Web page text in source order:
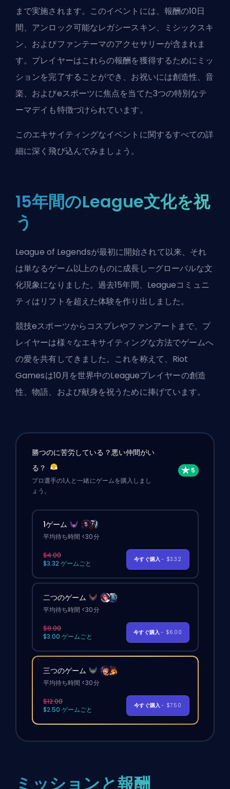
まで実施されます。このイベントには、報酬の10日
間、アンロック可能なレガシースキン、ミシックスキ
ン、およびファンテーマのアクセサリーが含まれま
す。プレイヤーはこれらの報酬を獲得するためにミッ
ションを完了することができ、お祝いには創造性、音
楽、およびeスポーツに焦点を当てた3つの特別なテ
ーマデイも特徴づけられています。
このエキサイティングなイベントに関するすべての詳
細に深く飛び込んでみましょう。
15年間のLeague文化を祝
う
League of Legendsが最初に開始されて以来、それ
は単なるゲーム以上のものに成長し—グローバルな文
化現象になりました。過去15年間、Leagueコミュニ
ティはリフトを超えた体験を作り出しました。
競技eスポーツからコスプレやファンアートまで、プ
レイヤーは様々なエキサイティングな方法でゲームへ
の愛を共有してきました。これを称えて、 Riot
Gamesは10月を世界中のLeagueプレイヤーの創造
性、物語、および献身を祝うために捧げています。
勝つのに苦労している？悪い仲間がい
る？
プロ選手の1人と一緒にゲームを購入しまし
ょう。
1ゲーム
平均待ち時間 <30分
$4.00
$3.32 ゲームごと
今すぐ購入- $3.32
二つのゲーム
平均待ち時間 <30分
$8.00
$3.00 ゲームごと
今すぐ購入- $6.00
三つのゲーム
平均待ち時間 <30分
$12.00
$2.50 ゲームごと
今すぐ購入- $7.50
ミッションと報酬